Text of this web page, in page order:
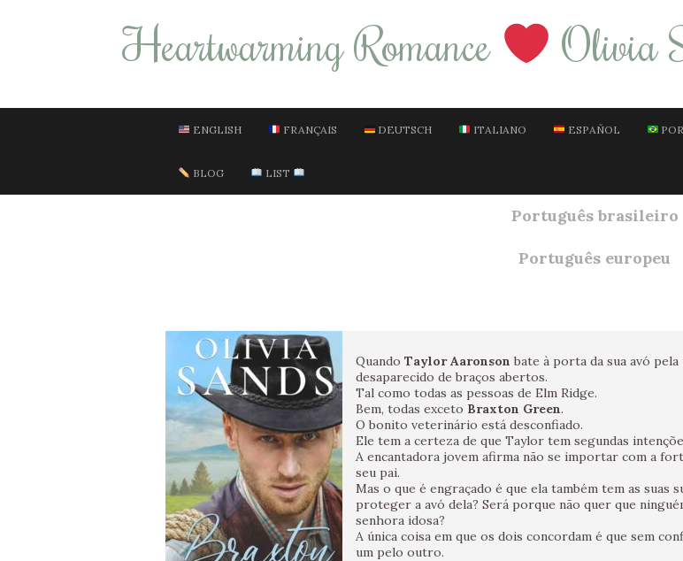
Heartwarming Romance Olivia
ENGLISH FRANÇAIS DEUTSCH ITALIANO ESPAÑOL
BLOG LIST
Português brasileiro
Português europeu
Quando Taylor Aaronson bate à porta da sua avó
desaparecido de braços abertos.
Tal como todas as pessoas de Elm Ridge.
Bem, todas exceto Braxton Green.
O bonito veterinário está desconfiado.
Ele tem a certeza de que Taylor tem segundas
A encantadora jovem afirma não se importar com a
seu pai.
Mas o que é engraçado é que ela também tem as
proteger a avó dela? Será porque não quer que
senhora idosa?
A única coisa em que os dois concordam é que sem
um pelo outro.